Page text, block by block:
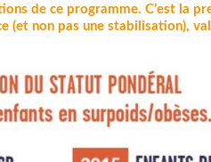
de ce programme. C’est la
(et non pas une stabilisation),